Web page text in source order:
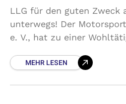
LLG für den guten Zweck
unterwegs! Der
e. V., hat zu einer
von 12 Stunden sollten
MEHR LESEN